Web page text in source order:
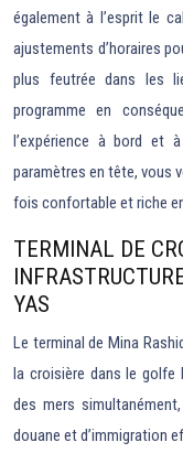
également à l’esprit le
ajustements d’horaires
plus feutrée dans les
programme en
l’expérience à bord et
paramètres en tête, vous
fois confortable et riche
TERMINAL DE
YAS
Le terminal de Mina
la croisière dans le golfe
des mers
douane et d’immigration